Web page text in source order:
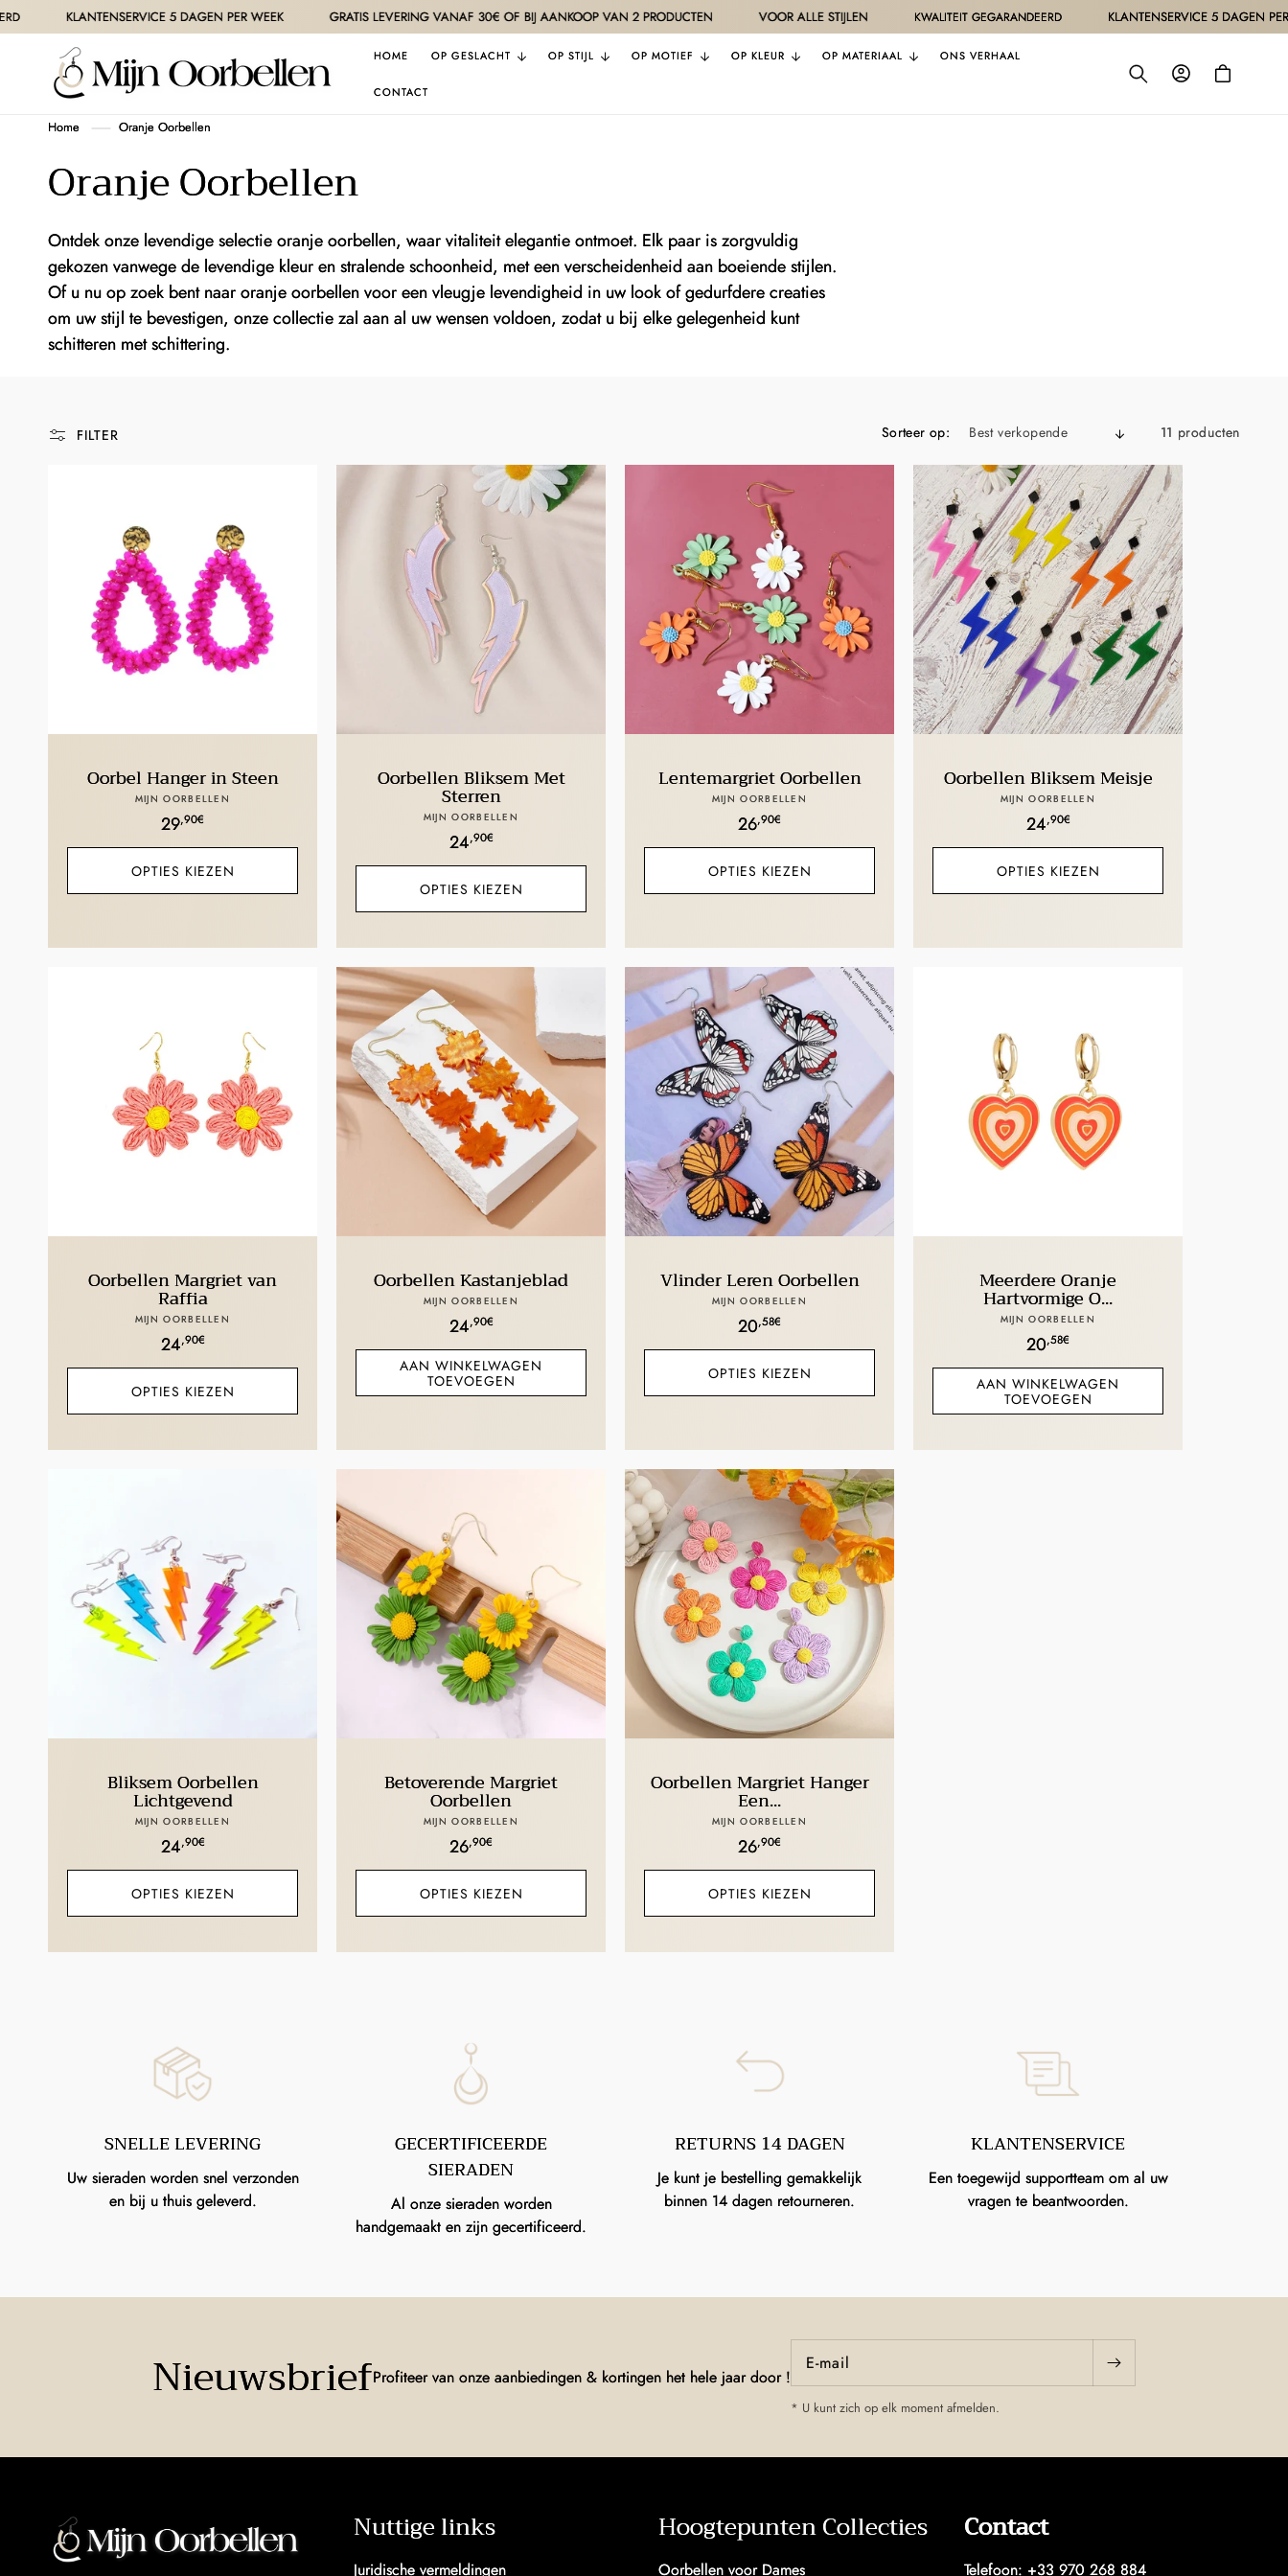
METEEN
NAAR DE
CONTENT
KLANTENSERVICE 5 DAGEN PER WEEK GRATIS LEVERING VANAF 30€ OF BIJ AANKOOP VAN 2 PRODUCTEN VOOR ALLE STIJLEN KWALITEIT GEGARANDEERD KLANTENSERVICE 5 DAGEN PER
HOME OP GESLACHT OP STIJL OP MOTIEF OP KLEUR OP MATERIAAL ONS VERHAAL
CONTACT
InloggenWinkelwagen
Home Oranje Oorbellen
C
o
l
l
e
t
Oranje Oorbellen
Ontdek onze levendige selectie oranje oorbellen, waar vitaliteit elegantie ontmoet. Elk paar is zorgvuldig
gekozen vanwege de levendige kleur en stralende schoonheid, met een verscheidenheid aan boeiende stijlen.
Of u nu op zoek bent naar oranje oorbellen voor een vleugje levendigheid in uw look of gedurfdere creaties
om uw stijl te bevestigen, onze collectie zal aan al uw wensen voldoen, zodat u bij elke gelegenheid kunt
schitteren met schittering.
FILTER Sorteer op: 11 producten
Oorbel Hanger in Steen
Verkoper:
MIJN OORBELLEN
Normale
prijs
29,90€
OPTIES KIEZEN
Oorbellen Bliksem Met
Sterren
Verkoper:
MIJN OORBELLEN
Normale
prijs
24,90€
OPTIES KIEZEN
Lentemargriet Oorbellen
Verkoper:
MIJN OORBELLEN
Normale
prijs
26,90€
OPTIES KIEZEN
Oorbellen Bliksem Meisje
Verkoper:
MIJN OORBELLEN
Normale
prijs
24,90€
OPTIES KIEZEN
Oorbellen Margriet van
Raffia
Verkoper:
MIJN OORBELLEN
Normale
prijs
24,90€
OPTIES KIEZEN
Oorbellen Kastanjeblad
Verkoper:
MIJN OORBELLEN
Normale
prijs
24,90€
AAN WINKELWAGEN
TOEVOEGEN
Vlinder Leren Oorbellen
Verkoper:
MIJN OORBELLEN
Normale
prijs
20,58€
OPTIES KIEZEN
Meerdere Oranje
Hartvormige O...
Verkoper:
MIJN OORBELLEN
Normale
prijs
20,58€
AAN WINKELWAGEN
TOEVOEGEN
Bliksem Oorbellen
Lichtgevend
Verkoper:
MIJN OORBELLEN
Normale
prijs
24,90€
OPTIES KIEZEN
Betoverende Margriet
Oorbellen
Verkoper:
MIJN OORBELLEN
Normale
prijs
26,90€
OPTIES KIEZEN
Oorbellen Margriet Hanger
Een...
Verkoper:
MIJN OORBELLEN
Normale
prijs
26,90€
OPTIES KIEZEN
SNELLE LEVERING
Uw sieraden worden snel verzonden
en bij u thuis geleverd.
GECERTIFICEERDE
SIERADEN
Al onze sieraden worden
handgemaakt en zijn gecertificeerd.
RETURNS 14 DAGEN
Je kunt je bestelling gemakkelijk
binnen 14 dagen retourneren.
KLANTENSERVICE
Een toegewijd supportteam om al uw
vragen te beantwoorden.
NieuwsbriefProfiteer van onze aanbiedingen & kortingen het hele jaar door !
E‑mail
* U kunt zich op elk moment afmelden.
Nuttige links
Juridische vermeldingen
Hoogtepunten Collecties
Oorbellen voor Dames
Contact
Telefoon: +33 970 268 884